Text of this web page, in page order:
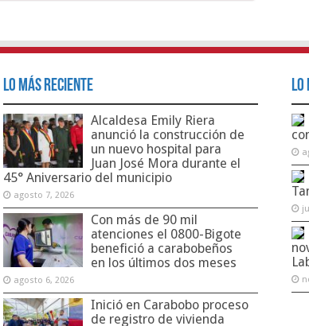
Lo Más Reciente
Alcaldesa Emily Riera
anunció la construcción de
un nuevo hospital para
Juan José Mora durante el
45° Aniversario del municipio
agosto 7, 2026
Con más de 90 mil
atenciones el 0800-Bigote
benefició a carabobeños
en los últimos dos meses
agosto 6, 2026
Inició en Carabobo proceso
de registro de vivienda
Lo